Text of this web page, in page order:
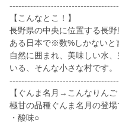
【こんなとこ！】
長野県の中央に位置する長
ある日本で※数%しかないと
自然に囲まれ、美味しい水
いる、そんな小さな村です。
【ぐんま名月→こんなりんご
極甘の品種ぐんま名月の登場
・酸味○